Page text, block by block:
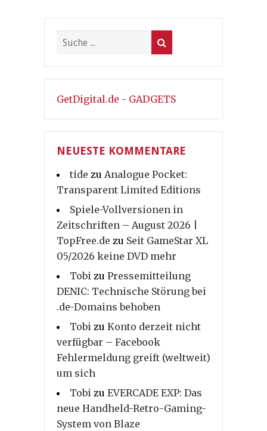
GetDigital.de - GADGETS
NEUESTE KOMMENTARE
tide zu Analogue Pocket:
Transparent Limited Editions
Spiele-Vollversionen in
Zeitschriften – August 2026 |
TopFree.de zu Seit GameStar XL
05/2026 keine DVD mehr
Tobi zu Pressemitteilung
DENIC: Technische Störung bei
.de-Domains behoben
Tobi zu Konto derzeit nicht
verfügbar – Facebook
Fehlermeldung greift (weltweit)
um sich
Tobi zu EVERCADE EXP: Das
neue Handheld-Retro-Gaming-
System von Blaze